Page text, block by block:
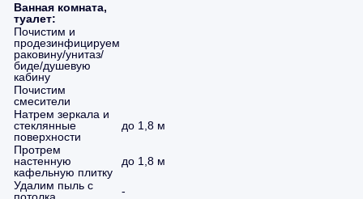
Ванная комната,
туалет:
Почистим и
продезинфицируем
раковину/унитаз/
биде/душевую
кабину
Почистим
смесители
Натрем зеркала и
стеклянные
поверхности
до 1,8 м
Протрем
настенную
кафельную плитку
до 1,8 м
Удалим пыль с
-